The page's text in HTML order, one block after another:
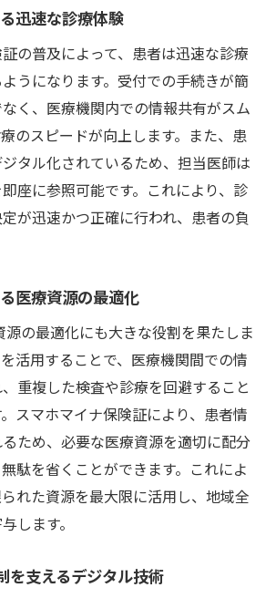
迅速な診療体験
の普及によって、患者は迅速な診療
うになります。受付での手続きが簡
く、医療機関内での情報共有がスム
のスピードが向上します。また、患
タル化されているため、担当医師は
座に参照可能です。これにより、診
が迅速かつ正確に行われ、患者の負
医療資源の最適化
源の最適化にも大きな役割を果たしま
活用することで、医療機関間での情
重複した検査や診療を回避すること
スマホマイナ保険証により、患者情
ため、必要な医療資源を適切に配分
駄を省くことができます。これによ
れた資源を最大限に活用し、地域全
します。
を支えるデジタル技術